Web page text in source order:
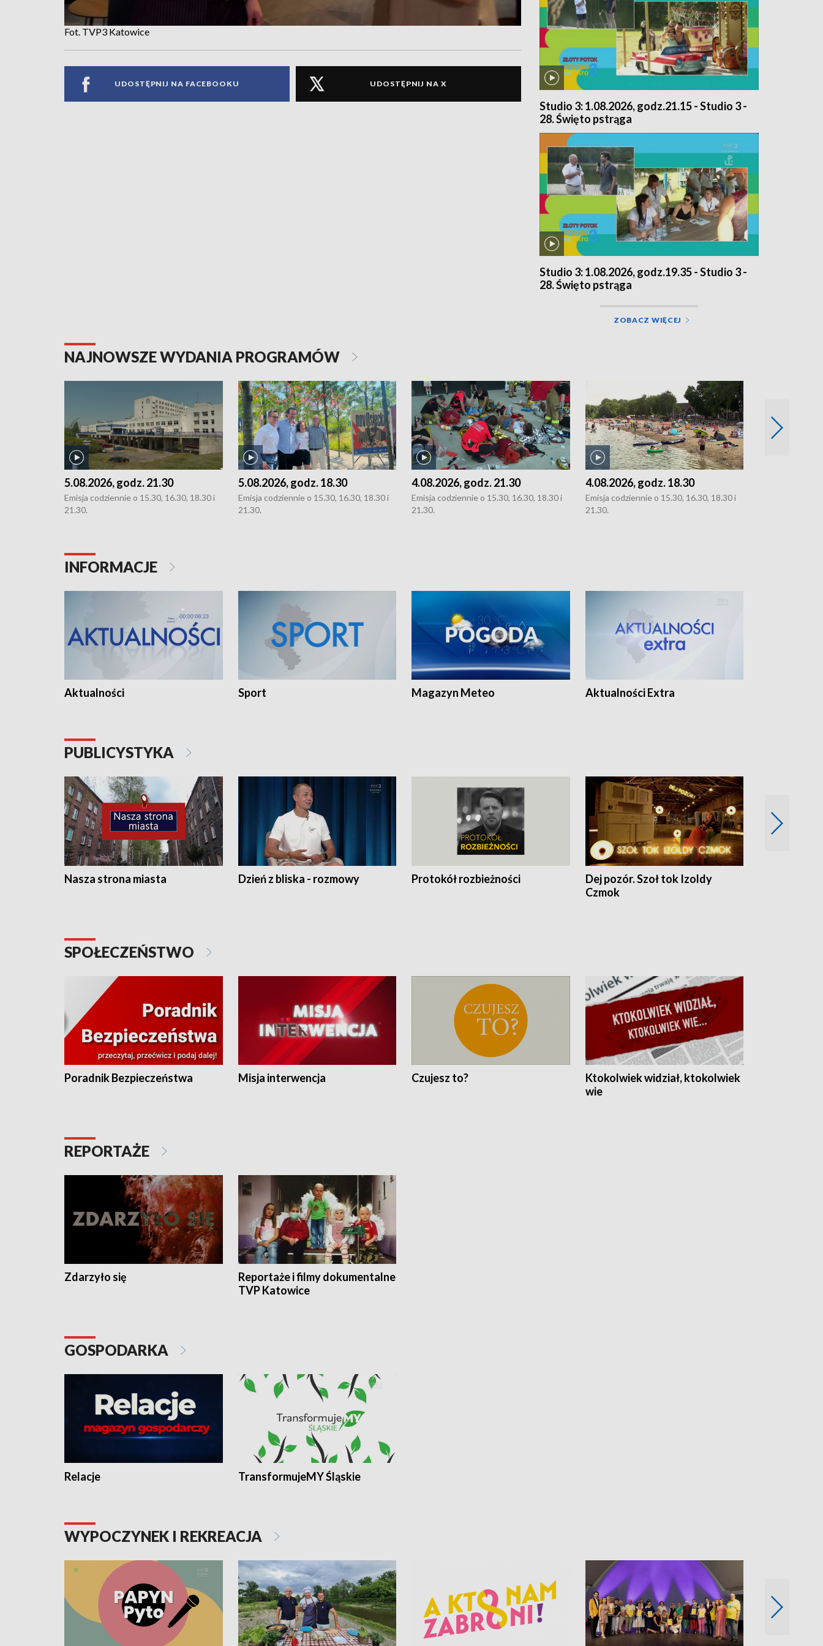
Fot. TVP3 Katowice
UDOSTĘPNIJ NA FACEBOOKU UDOSTĘPNIJ NA X
Studio 3: 1.08.2026, godz.21.15 - Studio 3 -
28. Święto pstrąga
Studio 3: 1.08.2026, godz.19.35 - Studio 3 -
28. Święto pstrąga
ZOBACZ WIĘCEJ
NAJNOWSZE WYDANIA PROGRAMÓW
5.08.2026, godz. 21.30
Emisja codziennie o 15.30, 16.30, 18.30 i
21.30.
5.08.2026, godz. 18.30
Emisja codziennie o 15.30, 16.30, 18.30 i
21.30.
4.08.2026, godz. 21.30
Emisja codziennie o 15.30, 16.30, 18.30 i
21.30.
4.08.2026, godz. 18.30
Emisja codziennie o 15.30, 16.30, 18.30 i
21.30.
INFORMACJE
Aktualności Sport Magazyn Meteo Aktualności Extra
PUBLICYSTYKA
Nasza strona miasta Dzień z bliska - rozmowy Protokół rozbieżności
Dej pozór. Szoł tok Izoldy
Czmok
SPOŁECZEŃSTWO
Poradnik Bezpieczeństwa Misja interwencja Czujesz to?
Ktokolwiek widział, ktokolwiek
wie
REPORTAŻE
Zdarzyło się
Reportaże i filmy dokumentalne
TVP Katowice
GOSPODARKA
Relacje TransformujeMY Śląskie
WYPOCZYNEK I REKREACJA